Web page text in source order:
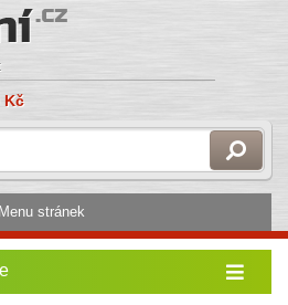
Kč
Menu stránek